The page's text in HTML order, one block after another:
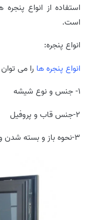
استفاده از انواع
است.
انواع پنجره:
انواع پنجره ها را می
۱- جنس و نوع شیشه
۲-جنس قاب و پروفیل
۳-نحوه باز و بسته شدن و مدل پنجر